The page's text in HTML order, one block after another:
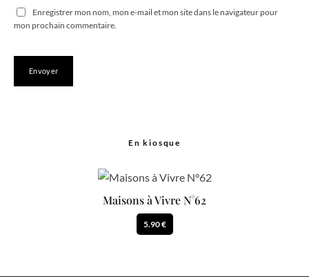
Enregistrer mon nom, mon e-mail et mon site dans le navigateur pour
mon prochain commentaire.
En kiosque
Maisons à Vivre N°62
5.90 €